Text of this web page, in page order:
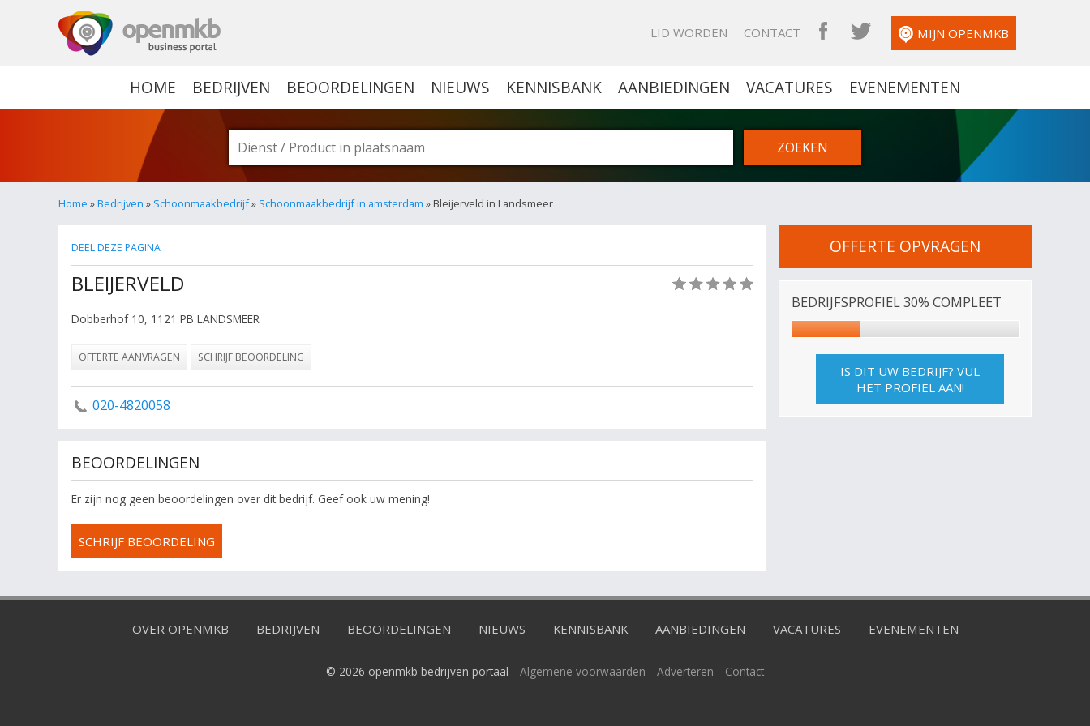
LID WORDEN CONTACT OPENMKB FACEBOOK
OPENMKB TWITTER
MIJN OPENMKB
HOME BEDRIJVEN BEOORDELINGEN NIEUWS KENNISBANK AANBIEDINGEN VACATURES EVENEMENTEN
Home »Bedrijven » Schoonmaakbedrijf» Schoonmaakbedrijf in amsterdam » Bleijerveld in Landsmeer
DEEL DEZE PAGINA
BLEIJERVELD
Dobberhof 10, 1121 PB LANDSMEER
OFFERTE AANVRAGEN SCHRIJF BEOORDELING
020-4820058
BEOORDELINGEN
Er zijn nog geen beoordelingen over dit bedrijf. Geef ook uw mening!
SCHRIJF BEOORDELING
OFFERTE OPVRAGEN
BEDRIJFSPROFIEL 30% COMPLEET
IS DIT UW BEDRIJF? VUL
HET PROFIEL AAN!
OVER OPENMKB BEDRIJVEN BEOORDELINGEN NIEUWS KENNISBANK AANBIEDINGEN VACATURES EVENEMENTEN
© 2026 openmkb bedrijven portaal Algemene voorwaarden Adverteren Contact